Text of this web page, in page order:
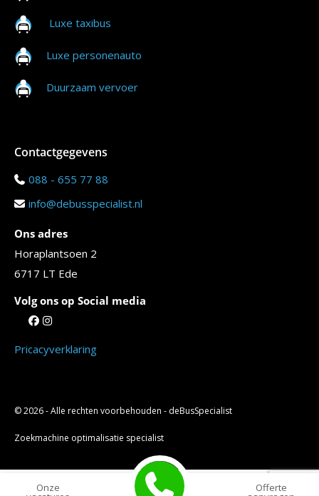
Luxe taxibus
Luxe personenauto
Duurzaam vervoer
Contactgegevens
088 - 655 77 88
info@debusspecialist.nl
Ons adres
Horaplantsoen 2
6717 LT Ede
Volg ons op Social media
Pricacyverklaring
© 2026 - Alle rechten voorbehouden - deBusSpecialist
Zoekmachine optimalisatie specialist
Onze Offerte